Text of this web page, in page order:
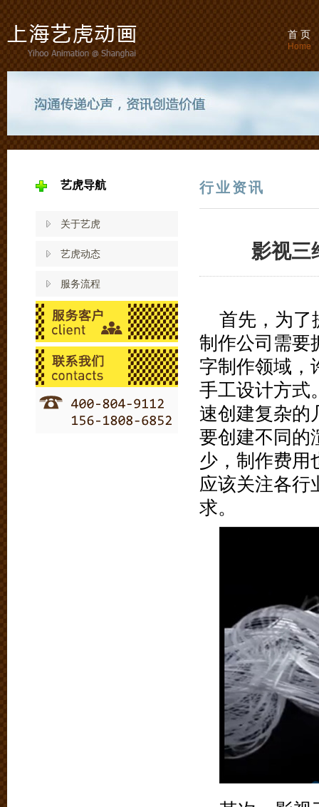
首 页
Home
艺虎导航
关于艺虎
艺虎动态
服务流程
行业资讯
影视三
首先，为了
制作公司需要
字制作领域，
手工设计方式
速创建复杂的
要创建不同的
少，制作费用
应该关注各行
求。